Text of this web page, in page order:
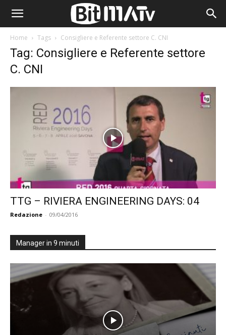
Home Tags Consigliere e Referente settore C. CNI
Tag: Consigliere e Referente settore
C. CNI
TTG – RIVIERA ENGINEERING DAYS: 04
Redazione - 09/04/2016
Manager in 9 minuti